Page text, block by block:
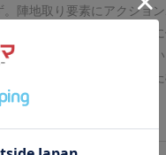
だと作りにくいという錯覚
このゲームの醍醐味
に入ると、運河は半分以上
の占有権を逆転するために
でワープもできるので笑、
陣地取り要素にアクショ
に戦略性を高めたシステム
怖いけどプレイ内容は楽しい
ており
、今までに蓄積し
級！